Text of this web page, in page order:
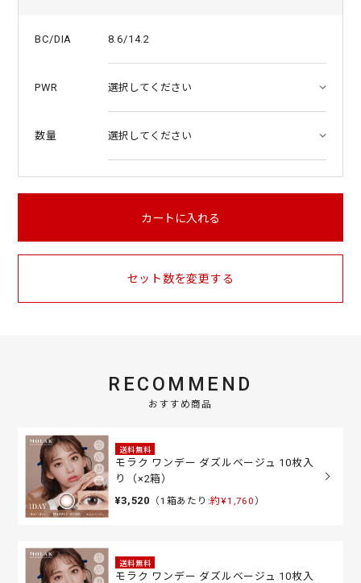
BC/DIA 8.6/14.2
PWR
数量
カートに入れる
セット数を変更する
RECOMMEND
おすすめ商品
送料無料
モラク ワンデー ダズルベージュ 10枚入
り（×2箱）
¥3,520 （1箱あたり:約¥1,760 ）
送料無料
モラク ワンデー ダズルベージュ 10枚入